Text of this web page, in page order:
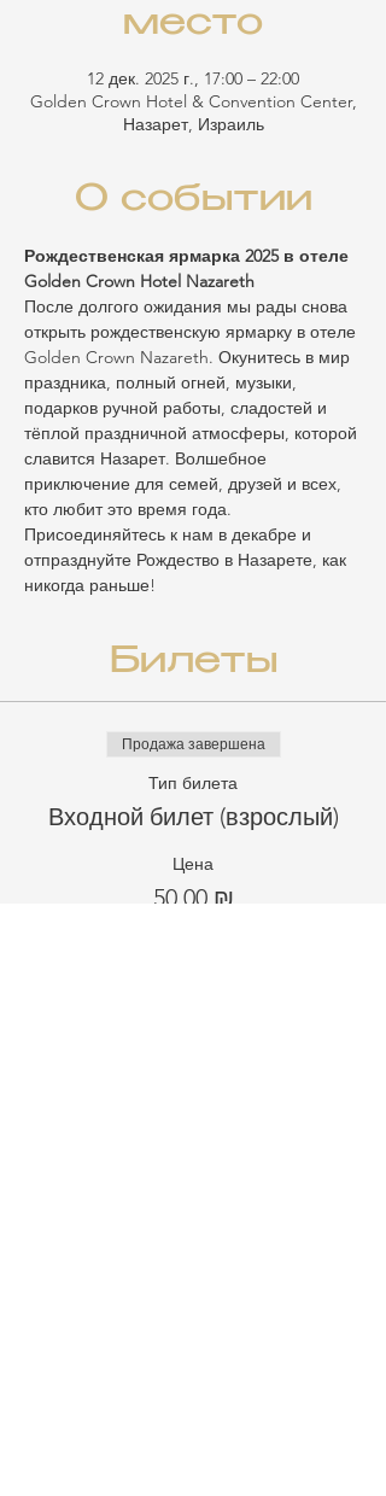
место
12 дек. 2025 г., 17:00 – 22:00
Golden Crown Hotel & Convention Center,
Назарет, Израиль
О событии
Рождественская ярмарка 2025 в отеле
Golden Crown Hotel Nazareth
После долгого ожидания мы рады снова
открыть рождественскую ярмарку в отеле
Golden Crown Nazareth. Окунитесь в мир
праздника, полный огней, музыки,
подарков ручной работы, сладостей и
тёплой праздничной атмосферы, которой
славится Назарет. Волшебное
приключение для семей, друзей и всех,
кто любит это время года.
Присоединяйтесь к нам в декабре и
отпразднуйте Рождество в Назарете, как
никогда раньше!
Билеты
Продажа завершена
Тип билета
Входной билет (взрослый)
Цена
50,00 ₪